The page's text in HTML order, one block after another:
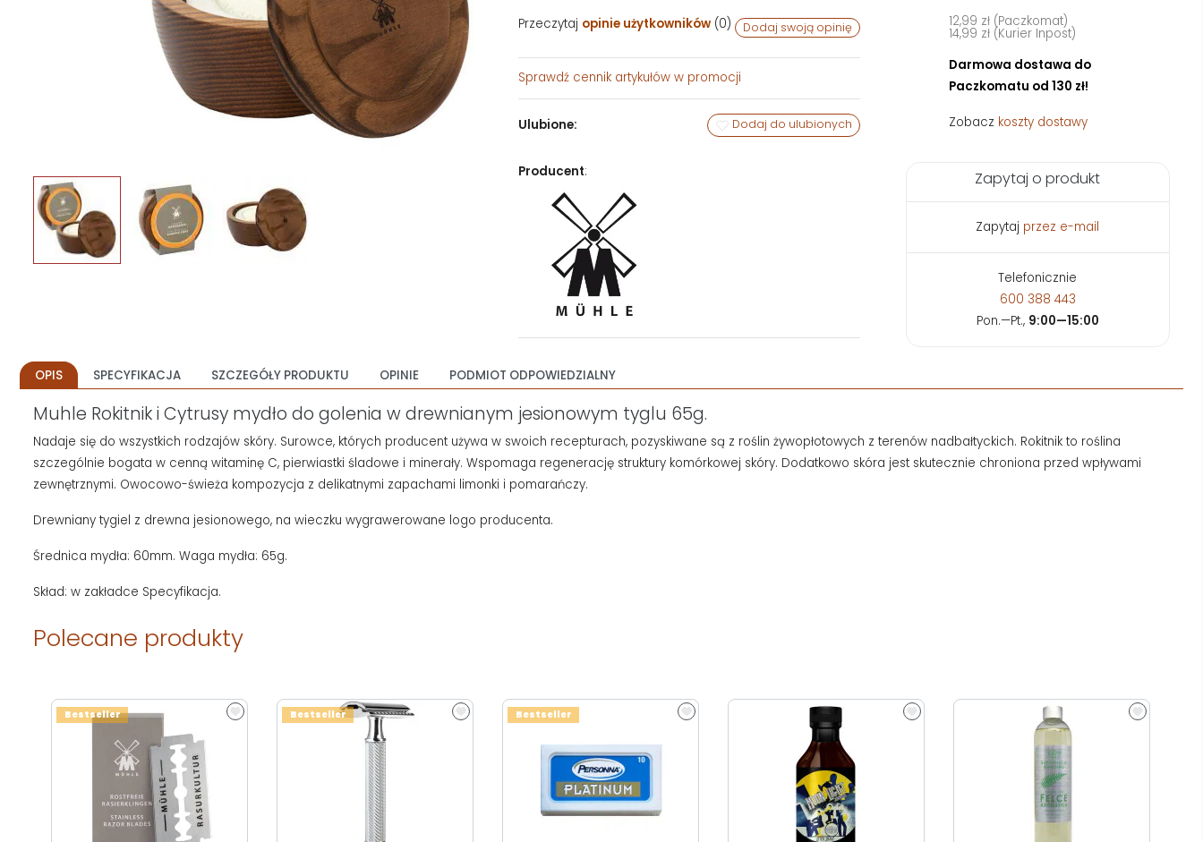
Przeczytaj opinie użytkowników(0) Dodaj swoją opinię
Sprawdź cennik artykułów w promocji
Ulubione: Dodaj do ulubionych
Producent:
12,99 zł (Paczkomat)
14,99 zł (Kurier Inpost)
Darmowa dostawa do
Paczkomatu od 130 zł!
Zobacz koszty dostawy
Zapytaj o produkt
Zapytaj przez e-mail
Telefonicznie
600 388 443
Pon.—Pt., 9:00—15:00
OPIS SPECYFIKACJA SZCZEGÓŁY PRODUKTU OPINIE PODMIOT ODPOWIEDZIALNY
Muhle Rokitnik i Cytrusy mydło do golenia w drewnianym jesionowym tyglu 65g.
Nadaje się do wszystkich rodzajów skóry. Surowce, których producent używa w swoich recepturach, pozyskiwane są z roślin żywopłotowych z terenów nadbałtyckich. Rokitnik to roślina
szczególnie bogata w cenną witaminę C, pierwiastki śladowe i minerały. Wspomaga regenerację struktury komórkowej skóry. Dodatkowo skóra jest skutecznie chroniona przed wpływami
zewnętrznymi. Owocowo-świeża kompozycja z delikatnymi zapachami limonki i pomarańczy.
Drewniany tygiel z drewna jesionowego, na wieczku wygrawerowane logo producenta.
Średnica mydła: 60mm. Waga mydła: 65g.
Skład: w zakładce Specyfikacja.
Polecane produkty
Bestseller Bestseller Bestseller